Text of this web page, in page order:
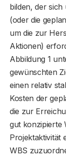
bilden, der
(oder die
um die zur
Aktionen)
Abbildung 1
gewünschten
einen relativ
Kosten der
die zur
gut konzipierte
Projektaktivität
WBS